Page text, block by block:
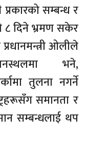
सम्बन्ध र
८ दिने भ्रमण सकेर
ओलीले
भने,
तुलना नगर्ने
समानता र
सम्बन्धलाई थप